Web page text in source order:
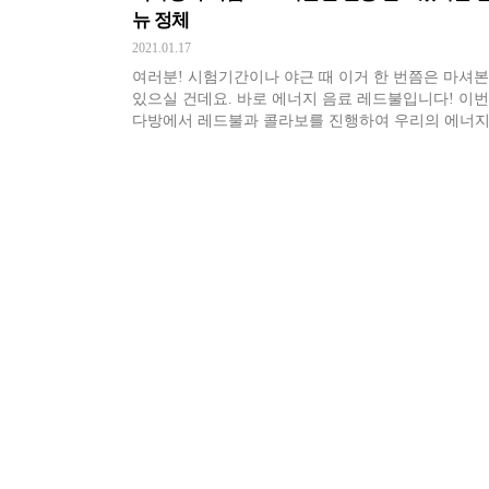
뉴 정체
2021.01.17
여러분! 시험기간이나 야근 때 이거 한 번쯤은 마셔
있으실 건데요. 바로 에너지 음료 레드불입니다! 이
다방에서 레드불과 콜라보를 진행하여 우리의 에너